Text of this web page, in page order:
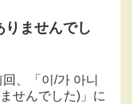
ませんでし
、「이/가 아니
せんでした)」に